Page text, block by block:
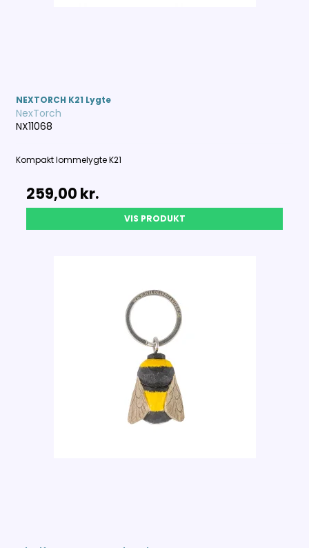
NEXTORCH K21 Lygte
NexTorch
NX11068
Kompakt lommelygte K21
259,00 kr.
VIS PRODUKT